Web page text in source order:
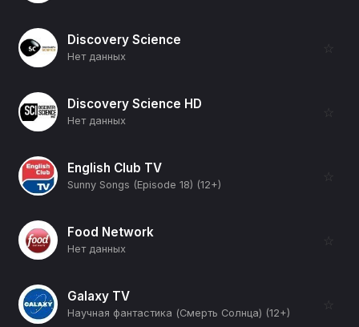
Discovery Science
Нет данных
☆
Discovery Science HD
Нет данных
☆
English Club TV
Sunny Songs (Episode 18) (12+)
☆
Food Network
Нет данных
☆
Galaxy TV
Научная фантастика (Смерть Солнца) (12+)
☆